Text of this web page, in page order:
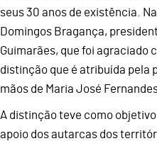
seus 30 anos de existência.
Domingos Bragança,
Guimarães, que foi agraciado
distinção que é atribuída pela
mãos de Maria José
A distinção teve como
apoio dos autarcas dos